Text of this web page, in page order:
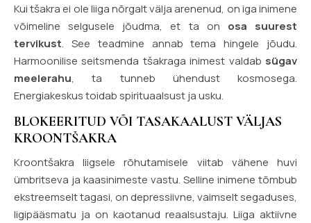
Kui tšakra ei ole liiga nõrgalt välja arenenud, on iga inimene
võimeline selgusele jõudma, et ta on osa suurest
tervikust. See teadmine annab tema hingele jõudu.
Harmoonilise seitsmenda tšakraga inimest valdab sügav
meelerahu, ta tunneb ühendust kosmosega.
Energiakeskus toidab spirituaalsust ja usku.
BLOKEERITUD VÕI TASAKAALUST VÄLJAS
KROONTŠAKRA
Kroontšakra liigsele rõhutamisele viitab vähene huvi
ümbritseva ja kaasinimeste vastu. Selline inimene tõmbub
ekstreemselt tagasi, on depressiivne, vaimselt segaduses,
ligipääsmatu ja on kaotanud reaalsustaju. Liiga aktiivne